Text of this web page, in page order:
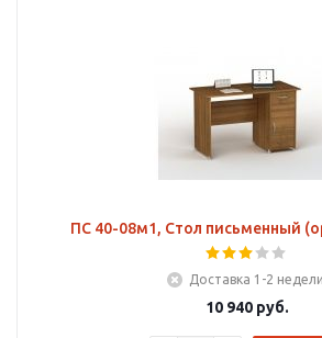
ПС 40-08м1, Стол письменный
Доставка 1-2
10 940руб.